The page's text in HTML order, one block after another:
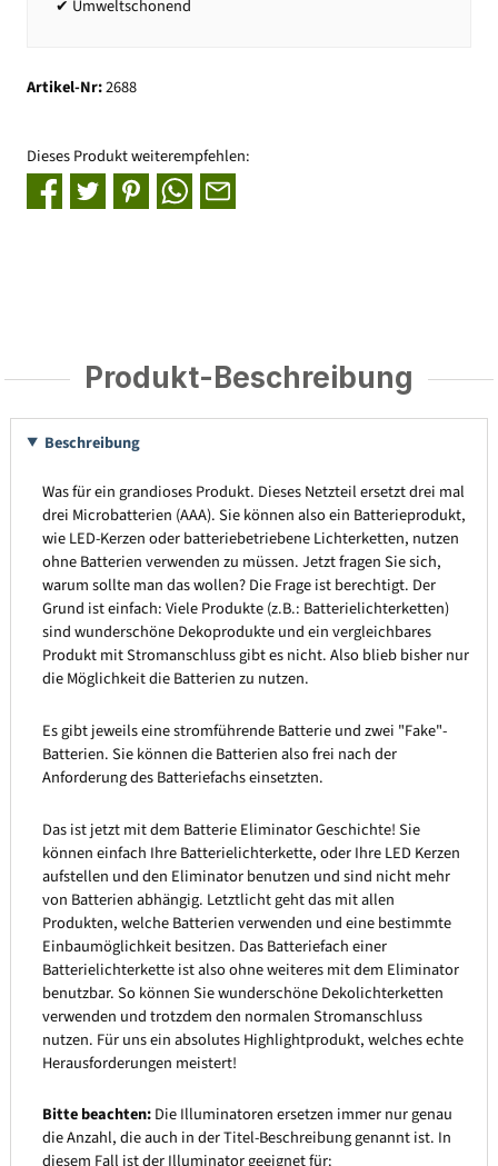
✔ Umweltschonend
Artikel-Nr:2688
Dieses Produkt weiterempfehlen:
Produkt-Beschreibung
Beschreibung
Was für ein grandioses Produkt. Dieses Netzteil ersetzt drei mal
drei Microbatterien (AAA). Sie können also ein Batterieprodukt,
wie LED-Kerzen oder batteriebetriebene Lichterketten, nutzen
ohne Batterien verwenden zu müssen. Jetzt fragen Sie sich,
warum sollte man das wollen? Die Frage ist berechtigt. Der
Grund ist einfach: Viele Produkte (z.B.: Batterielichterketten)
sind wunderschöne Dekoprodukte und ein vergleichbares
Produkt mit Stromanschluss gibt es nicht. Also blieb bisher nur
die Möglichkeit die Batterien zu nutzen.
Es gibt jeweils eine stromführende Batterie und zwei "Fake"-
Batterien. Sie können die Batterien also frei nach der
Anforderung des Batteriefachs einsetzten.
Das ist jetzt mit dem Batterie Eliminator Geschichte! Sie
können einfach Ihre Batterielichterkette, oder Ihre LED Kerzen
aufstellen und den Eliminator benutzen und sind nicht mehr
von Batterien abhängig. Letztlicht geht das mit allen
Produkten, welche Batterien verwenden und eine bestimmte
Einbaumöglichkeit besitzen. Das Batteriefach einer
Batterielichterkette ist also ohne weiteres mit dem Eliminator
benutzbar. So können Sie wunderschöne Dekolichterketten
verwenden und trotzdem den normalen Stromanschluss
nutzen. Für uns ein absolutes Highlightprodukt, welches echte
Herausforderungen meistert!
Bitte beachten:Die Illuminatoren ersetzen immer nur genau
die Anzahl, die auch in der Titel-Beschreibung genannt ist. In
diesem Fall ist der Illuminator geeignet für: